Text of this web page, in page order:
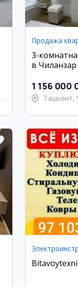
Продажа
3-
в
1 156 000
Ташкент,